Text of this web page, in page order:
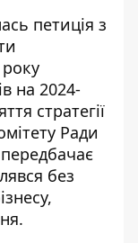
петиція з
на 2024-
стратегії
Ради
передбачає
без